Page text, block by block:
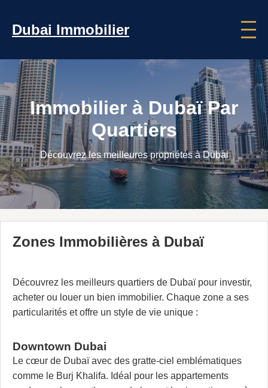
Dubai Immobilier
Immobilier à Dubaï Par
Quartiers
Découvrez les meilleures propriétés à Dubai
Zones Immobilières à Dubaï
Découvrez les meilleurs quartiers de Dubaï pour investir,
acheter ou louer un bien immobilier. Chaque zone a ses
particularités et offre un style de vie unique :
Downtown Dubai
Le cœur de Dubaï avec des gratte-ciel emblématiques
comme le Burj Khalifa. Idéal pour les appartements